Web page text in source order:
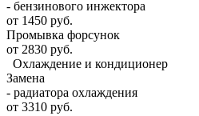
- бензинового инжектора
от 1450 руб.
Промывка форсунок
от 2830 руб.
Охлаждение и кондиционер
Замена
- радиатора охлаждения
от 3310 руб.